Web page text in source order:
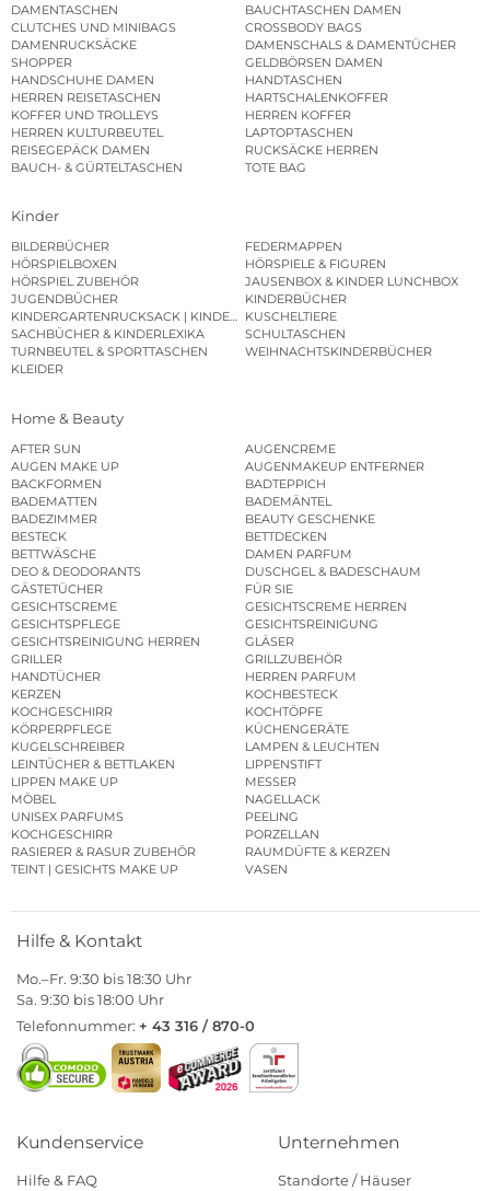
DAMENTASCHEN
BAUCHTASCHEN DAMEN
CLUTCHES UND MINIBAGS
CROSSBODY BAGS
DAMENRUCKSÄCKE
DAMENSCHALS & DAMENTÜCHER
SHOPPER
GELDBÖRSEN DAMEN
HANDSCHUHE DAMEN
HANDTASCHEN
HERREN REISETASCHEN
HARTSCHALENKOFFER
KOFFER UND TROLLEYS
HERREN KOFFER
HERREN KULTURBEUTEL
LAPTOPTASCHEN
REISEGEPÄCK DAMEN
RUCKSÄCKE HERREN
BAUCH- & GÜRTELTASCHEN
TOTE BAG
Kinder
BILDERBÜCHER
FEDERMAPPEN
HÖRSPIELBOXEN
HÖRSPIELE & FIGUREN
HÖRSPIEL ZUBEHÖR
JAUSENBOX & KINDER LUNCHBOX
JUGENDBÜCHER
KINDERBÜCHER
KINDERGARTENRUCKSACK | KINDERGARTENBEUTEL
KUSCHELTIERE
SACHBÜCHER & KINDERLEXIKA
SCHULTASCHEN
TURNBEUTEL & SPORTTASCHEN
WEIHNACHTSKINDERBÜCHER
KLEIDER
Home & Beauty
AFTER SUN
AUGENCREME
AUGEN MAKE UP
AUGENMAKEUP ENTFERNER
BACKFORMEN
BADTEPPICH
BADEMATTEN
BADEMÄNTEL
BADEZIMMER
BEAUTY GESCHENKE
BESTECK
BETTDECKEN
BETTWÄSCHE
DAMEN PARFUM
DEO & DEODORANTS
DUSCHGEL & BADESCHAUM
GÄSTETÜCHER
FÜR SIE
GESICHTSCREME
GESICHTSCREME HERREN
GESICHTSPFLEGE
GESICHTSREINIGUNG
GESICHTSREINIGUNG HERREN
GLÄSER
GRILLER
GRILLZUBEHÖR
HANDTÜCHER
HERREN PARFUM
KERZEN
KOCHBESTECK
KOCHGESCHIRR
KOCHTÖPFE
KÖRPERPFLEGE
KÜCHENGERÄTE
KUGELSCHREIBER
LAMPEN & LEUCHTEN
LEINTÜCHER & BETTLAKEN
LIPPENSTIFT
LIPPEN MAKE UP
MESSER
MÖBEL
NAGELLACK
UNISEX PARFUMS
PEELING
KOCHGESCHIRR
PORZELLAN
RASIERER & RASUR ZUBEHÖR
RAUMDÜFTE & KERZEN
TEINT | GESICHTS MAKE UP
VASEN
Hilfe & Kontakt
Mo.–Fr. 9:30 bis 18:30 Uhr
Sa. 9:30 bis 18:00 Uhr
Telefonnummer: + 43 316 / 870-0
Kundenservice
Hilfe & FAQ
Unternehmen
Standorte / Häuser